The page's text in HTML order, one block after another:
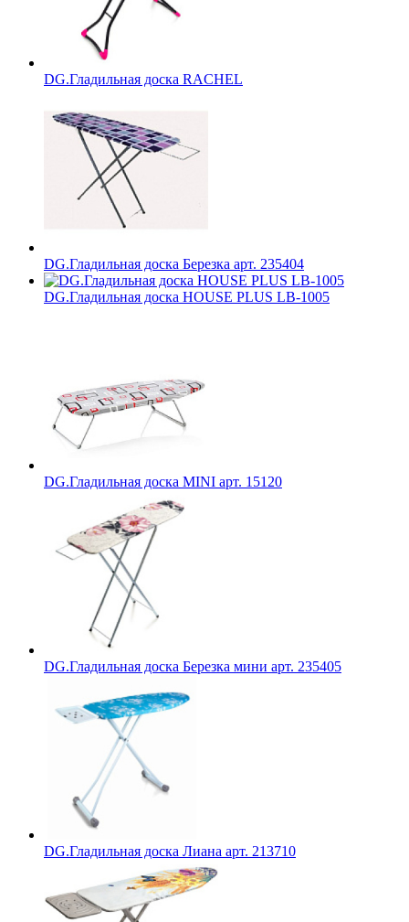
DG.Гладильная доска RACHEL
DG.Гладильная доска Березка арт. 235404
DG.Гладильная доска HOUSE PLUS LB-1005
DG.Гладильная доска MINI арт. 15120
DG.Гладильная доска Березка мини арт. 235405
DG.Гладильная доска Лиана арт. 213710